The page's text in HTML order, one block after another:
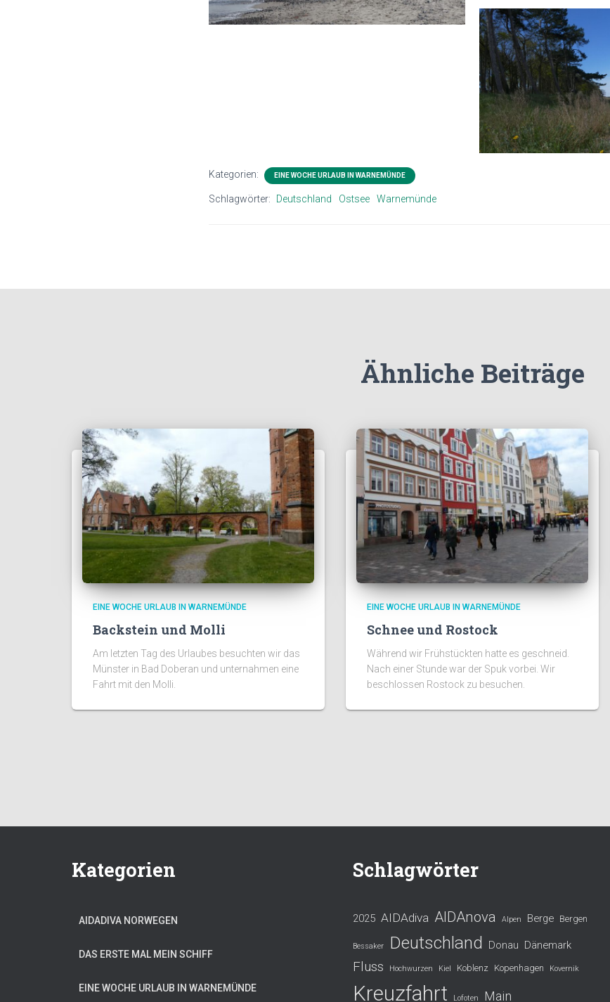
Kategorien: EINE WOCHE URLAUB IN WARNEMÜNDE
Schlagwörter: Deutschland Ostsee Warnemünde
Ähnliche Beiträge
EINE WOCHE URLAUB IN WARNEMÜNDE
Backstein und Molli
Am letzten Tag des Urlaubes besuchten wir das
Münster in Bad Doberan und unternahmen eine
Fahrt mit den Molli.
EINE WOCHE URLAUB IN WARNEMÜNDE
Schnee und Rostock
Während wir Frühstückten hatte es geschneid.
Nach einer Stunde war der Spuk vorbei. Wir
beschlossen Rostock zu besuchen.
Kategorien
AIDADIVA NORWEGEN
DAS ERSTE MAL MEIN SCHIFF
EINE WOCHE URLAUB IN WARNEMÜNDE
Schlagwörter
2025 AIDAdiva AIDAnova Alpen Berge Bergen
Bessaker Deutschland Donau Dänemark
Fluss Hochwurzen Kiel Koblenz Kopenhagen Kovernik
Kreuzfahrt Lofoten Main